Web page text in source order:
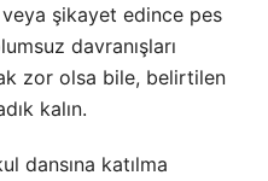
veya şikayet edince pes
davranışları
zor olsa bile, belirtilen
kalın.
dansına katılma